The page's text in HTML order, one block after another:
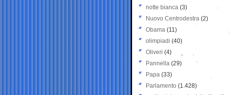
notte bianca (3)
Nuovo Centrodestra (2)
Obama (11)
olimpiadi (40)
Oliveri (4)
Pannella (29)
Papa (33)
Parlamento (1.428)